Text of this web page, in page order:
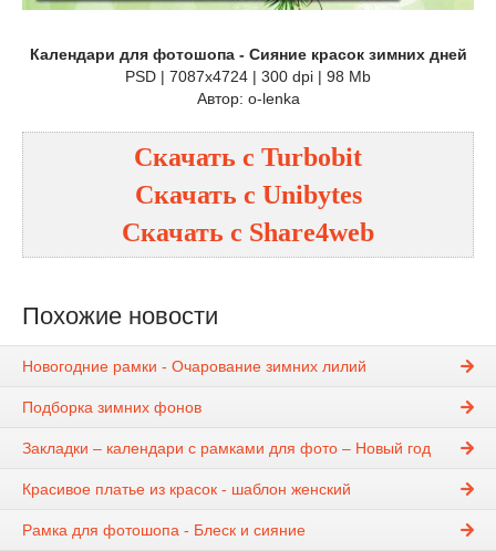
Календари для фотошопа - Сияние красок зимних дней
PSD | 7087х4724 | 300 dpi | 98 Mb
Автор: o-lenka
Скачать с Turbobit
Скачать с Unibytes
Скачать с Share4web
Похожие новости
Новогодние рамки - Очарование зимних лилий
Подборка зимних фонов
Закладки – календари с рамками для фото – Новый год
Красивое платье из красок - шаблон женский
Рамка для фотошопа - Блеск и сияние